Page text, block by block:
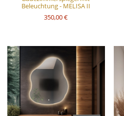
Beleuchtung - MELISA II
350,00 €